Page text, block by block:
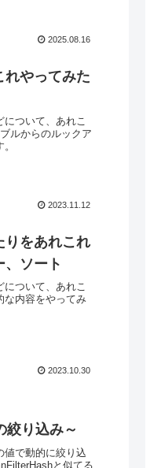
2025.08.16
れやってみた
ついて、あれこ
ルからのルックア
2023.11.12
りをあれこれ
ソート
ついて、あれこ
な内容をやってみ
2023.10.30
り込み～
値で動的に絞り込
と似てる